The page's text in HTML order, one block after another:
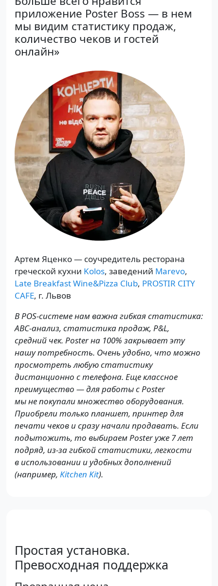
приложение Poster Boss — в нем
мы видим статистику продаж,
количество чеков и гостей
онлайн»
Артем Яценко — соучредитель ресторана
греческой кухни Kolos, заведений Marevo,
Late Breakfast Wine&Pizza Club, PROSTIR CITY
CAFE, г. Львов
В POS-системе нам важна гибкая статистика:
ABC-анализ, статистика продаж, P&L,
средний чек. Poster на 100% закрывает эту
нашу потребность. Очень удобно, что можно
просмотреть любую статистику
дистанционно с телефона. Еще классное
преимущество — для работы с Poster
мы не покупали множество оборудования.
Приобрели только планшет, принтер для
печати чеков и сразу начали продавать. Если
подытожить, то выбираем Poster уже 7 лет
подряд, из-за гибкой статистики, легкости
в использовании и удобных дополнений
(например, Kitchen Kit).
Простая установка.
Превосходная поддержка